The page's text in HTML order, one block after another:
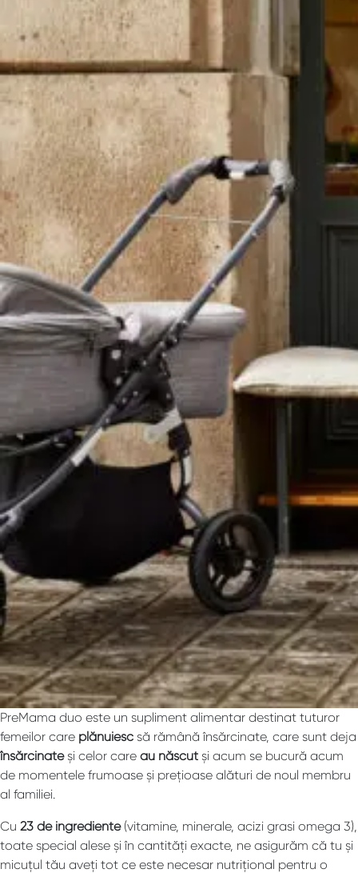
PreMama duo este un supliment alimentar destinat tuturor
femeilor care plănuiesc să rămână însărcinate, care sunt deja
însărcinateși celor care au născut și acum se bucură acum
de momentele frumoase și prețioase alături de noul membru
al familiei.
Cu 23 de ingrediente(vitamine, minerale, acizi grasi omega 3),
toate special alese și în cantități exacte, ne asigurăm că tu și
micuțul tău aveți tot ce este necesar nutrițional pentru o